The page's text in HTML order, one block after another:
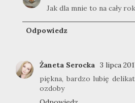
Jak dla mnie to na cały
Odpowiedz
Żaneta Serocka 3 lipca
piękna, bardzo lubię
ozdoby